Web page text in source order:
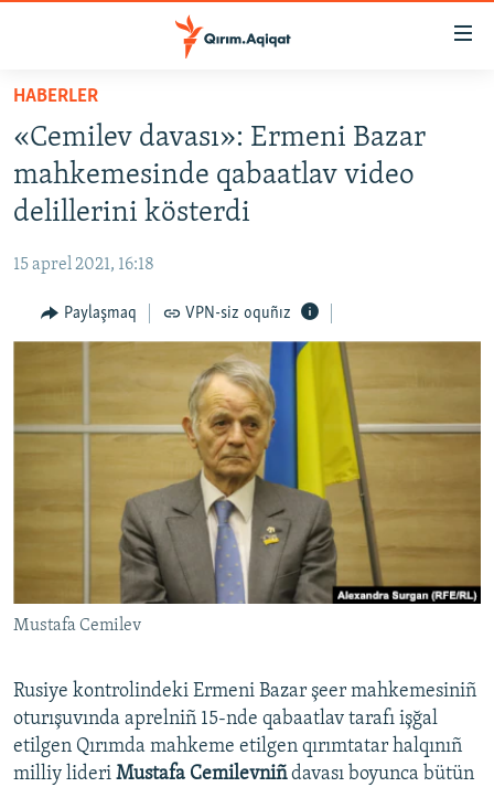
Esas
qaytmaq
Baş
navigatsiyağa
qaytmaq
Qıdıruvğa
qaytmaq
HABERLER
SİYASET
İQTİSADİYAT
MEDENİYET
İNSAN AQLARI
SÜRET
BLOGLAR
Українською
QOŞULIÑIZ!
RFE/RS bütün saytları
HABERLER
«Cemilev davası»: Ermeni Bazar
mahkemesinde qabaatlav video
delillerini kösterdi
15 aprel 2021, 16:18
Paylaşmaq VPN-siz oquñız
Mustafa Cemilev
Rusiye kontrolindeki Ermeni Bazar şeer mahkemesiniñ
oturışuvında aprelniñ 15-nde qabaatlav tarafı işğal
etilgen Qırımda mahkeme etilgen qırımtatar halqınıñ
milliy lideri Mustafa Cemilevniñdavası boyunca bütün